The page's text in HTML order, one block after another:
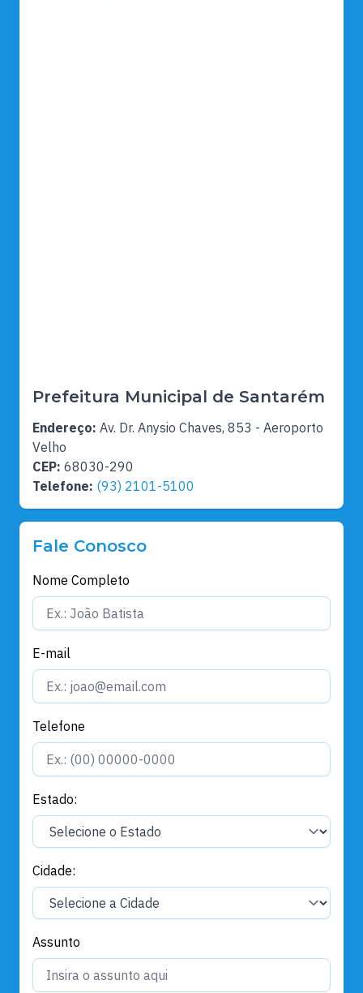
Prefeitura Municipal de Santarém
Endereço: Av. Dr. Anysio Chaves, 853 - Aeroporto
Velho
CEP: 68030-290
Telefone: (93) 2101-5100
Fale Conosco
Nome Completo
E-mail
Telefone
Estado:
Cidade:
Assunto